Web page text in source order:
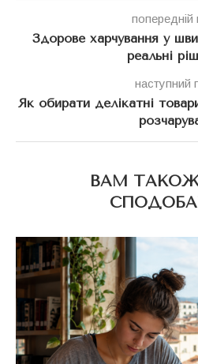
попередній
Здорове харчування у
реальні
наступний
Як обирати делікатні
ВАМ